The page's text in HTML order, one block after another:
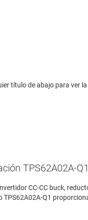
título de abajo para ver
TPS62A02A-Q1
CC-CC buck,
Q1